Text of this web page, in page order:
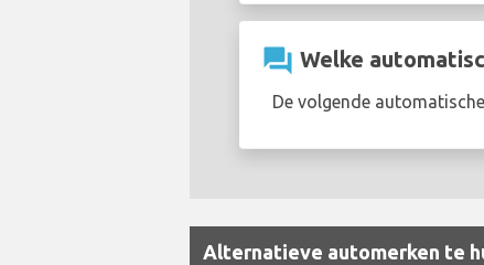
question_answer Welke
De volgende
Alternatieve automerken te